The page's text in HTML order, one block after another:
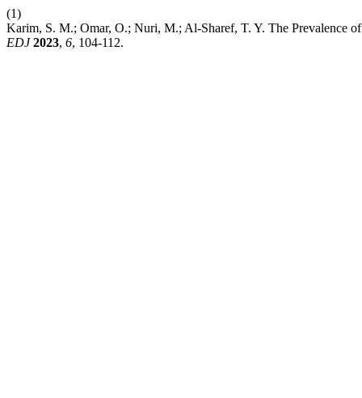
(1)
Karim, S. M.; Omar, O.; Nuri, M.; Al-Sharef, T. Y. The Prevalence
EDJ 2023, 6, 104-112.